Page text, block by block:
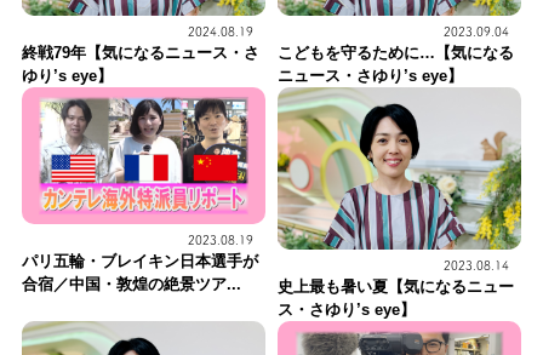
2024.08.19
終戦79年【気になるニュース・さ
ゆり’s eye】
2023.09.04
こどもを守るために…【気になる
ニュース・さゆり’s eye】
2023.08.19
パリ五輪・ブレイキン日本選手が
合宿／中国・敦煌の絶景ツア...
2023.08.14
史上最も暑い夏【気になるニュー
ス・さゆり’s eye】